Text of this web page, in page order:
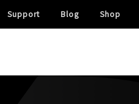
Support Blog Shop